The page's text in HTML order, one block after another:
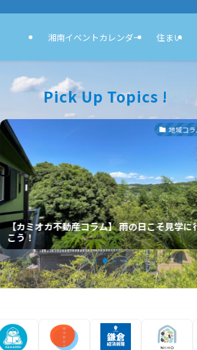
湘南イベントカレンダー 住まい
Pick Up Topics !
ひとはこ住まいク
「いつかは鎌倉へ」 住み替えに一歩踏みだす